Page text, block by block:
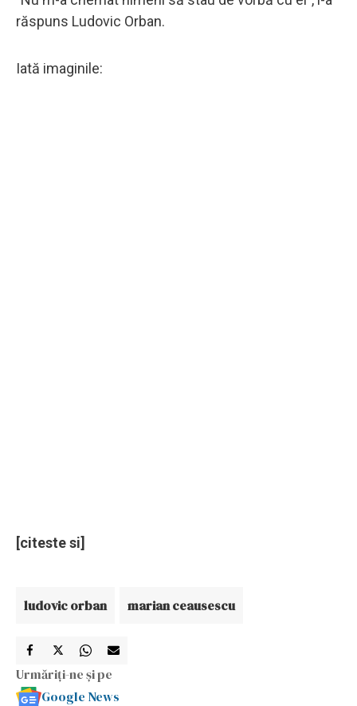
răspuns Ludovic Orban.
Iată imaginile:
[citeste si]
ludovic orban marian ceausescu
Urmăriți-ne și pe
Google News